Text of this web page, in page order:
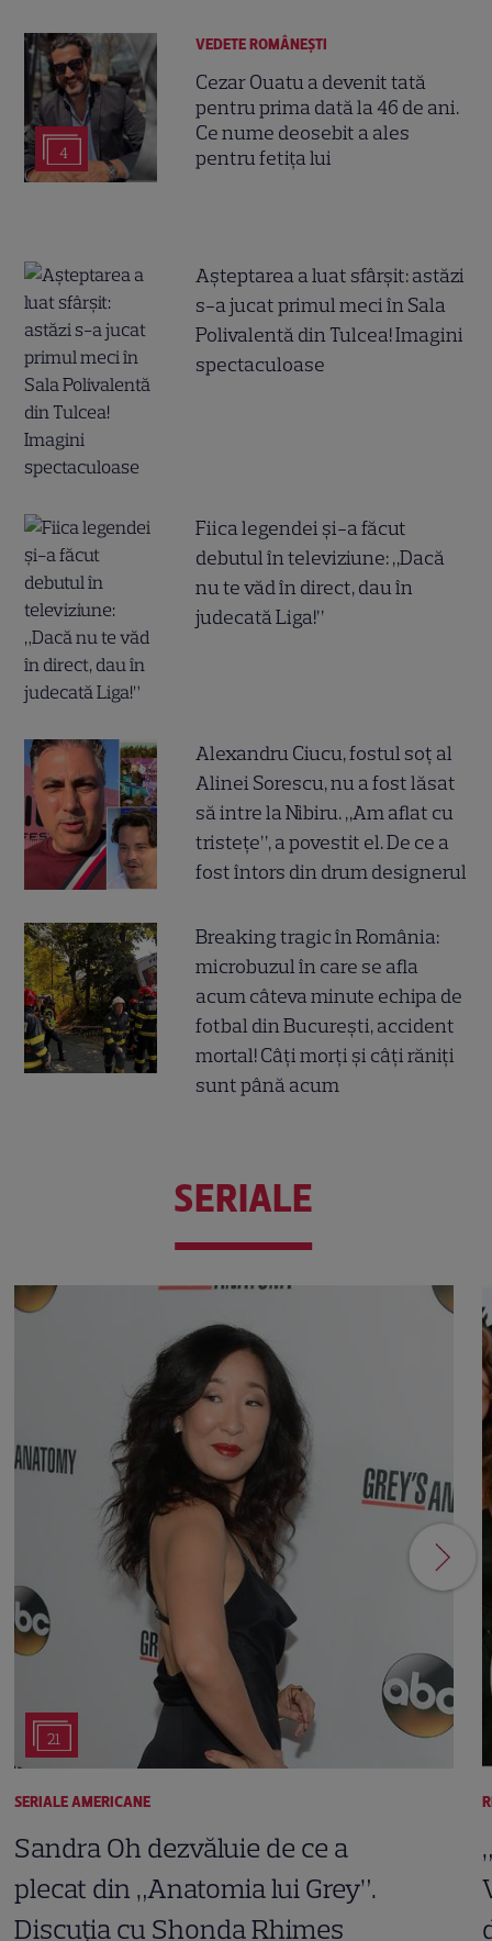
4
VEDETE ROMÂNEŞTI
Cezar Ouatu a devenit tată
pentru prima dată la 46 de ani.
Ce nume deosebit a ales
pentru fetița lui
Așteptarea a luat sfârșit: astăzi
s-a jucat primul meci în Sala
Polivalentă din Tulcea! Imagini
spectaculoase
Fiica legendei și-a făcut
debutul în televiziune: „Dacă
nu te văd în direct, dau în
judecată Liga!”
Alexandru Ciucu, fostul soț al
Alinei Sorescu, nu a fost lăsat
să intre la Nibiru. „Am aflat cu
tristețe”, a povestit el. De ce a
fost întors din drum designerul
Breaking tragic în România:
microbuzul în care se afla
acum câteva minute echipa de
fotbal din București, accident
mortal! Câți morți și câți răniți
sunt până acum
SERIALE
21
SERIALE AMERICANE
Sandra Oh dezvăluie de ce a
plecat din „Anatomia lui Grey”.
Discuția cu Shonda Rhimes